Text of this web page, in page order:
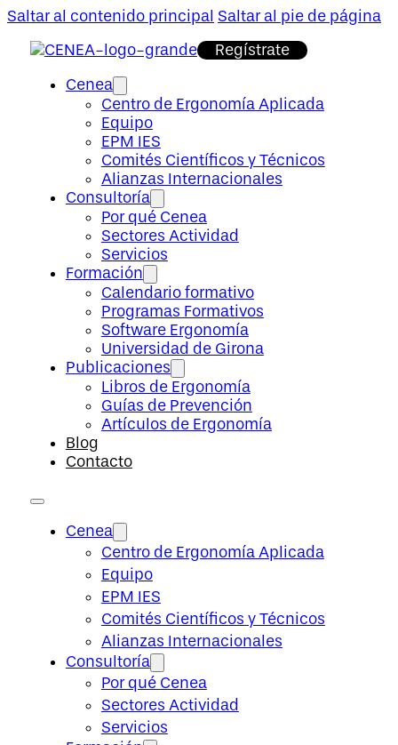
Saltar al contenido principal Saltar al pie de página
Regístrate
Cenea
Centro de Ergonomía Aplicada
Equipo
EPM IES
Comités Científicos y Técnicos
Alianzas Internacionales
Consultoría
Por qué Cenea
Sectores Actividad
Servicios
Formación
Calendario formativo
Programas Formativos
Software Ergonomía
Universidad de Girona
Publicaciones
Libros de Ergonomía
Guías de Prevención
Artículos de Ergonomía
Blog
Contacto
Cenea
Centro de Ergonomía Aplicada
Equipo
EPM IES
Comités Científicos y Técnicos
Alianzas Internacionales
Consultoría
Por qué Cenea
Sectores Actividad
Servicios